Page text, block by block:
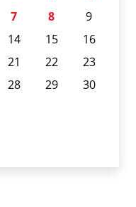
7 8
9
14 15
16
21 22
23
28 29
30